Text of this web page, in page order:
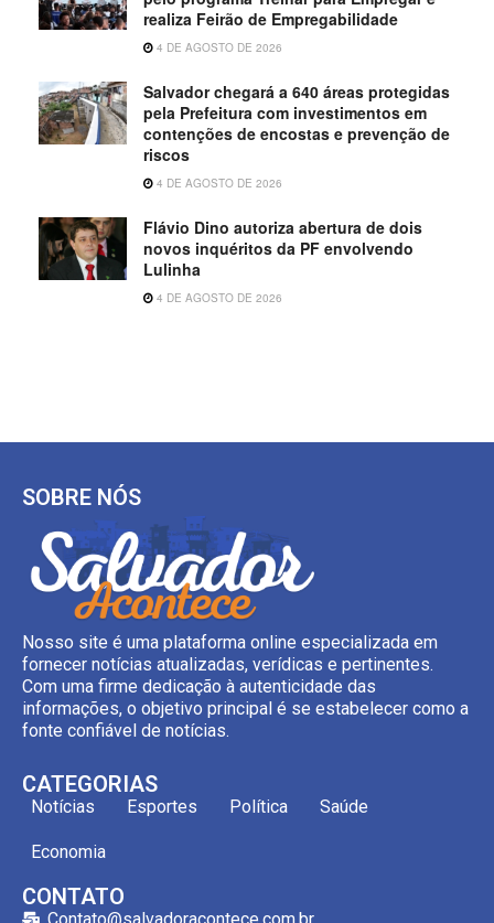
realiza Feirão de Empregabilidade
4 DE AGOSTO DE 2026
Salvador chegará a 640 áreas protegidas
pela Prefeitura com investimentos em
contenções de encostas e prevenção de
riscos
4 DE AGOSTO DE 2026
Flávio Dino autoriza abertura de dois
novos inquéritos da PF envolvendo
Lulinha
4 DE AGOSTO DE 2026
SOBRE NÓS
Nosso site é uma plataforma online especializada em
fornecer notícias atualizadas, verídicas e pertinentes.
Com uma firme dedicação à autenticidade das
informações, o objetivo principal é se estabelecer como a
fonte confiável de notícias.
CATEGORIAS
Notícias Esportes Política Saúde
Economia
CONTATO
Contato@salvadoracontece.com.br